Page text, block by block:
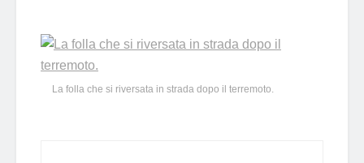
La folla che si riversata in strada dopo il terremoto.